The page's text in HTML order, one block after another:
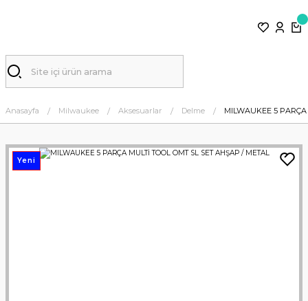
Anasayfa Milwaukee Aksesuarlar Delme MILWAUKEE 5
Yeni